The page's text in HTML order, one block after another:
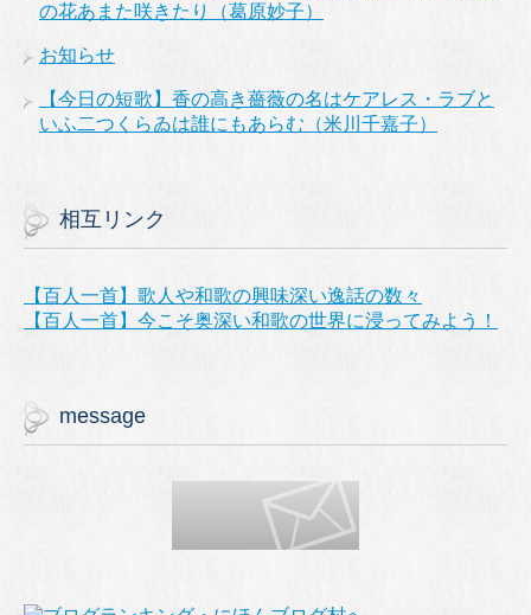
の花あまた咲きたり（葛原妙子）
お知らせ
【今日の短歌】香の高き薔薇の名はケアレス・ラブと
いふ二つくらゐは誰にもあらむ（米川千嘉子）
相互リンク
【百人一首】歌人や和歌の興味深い逸話の数々
【百人一首】今こそ奥深い和歌の世界に浸ってみよう！
message